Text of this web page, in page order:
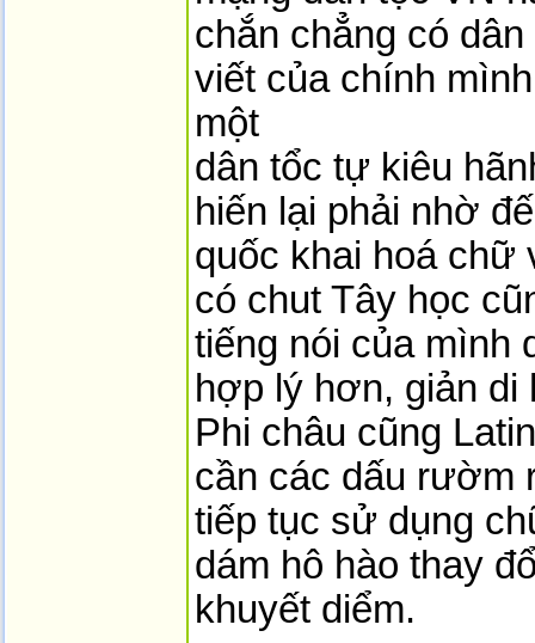
chắn chẳng có
viết của chính
một
dân tổc tự kiêu
hiến lại phải nhờ
quốc khai hoá chữ
có chut Tây học
tiếng nói của mình
hợp lý hơn, giản
Phi châu cũng
cần các dấu rườm
tiếp tục sử dụng
dám hô hào thay
khuyết diểm.